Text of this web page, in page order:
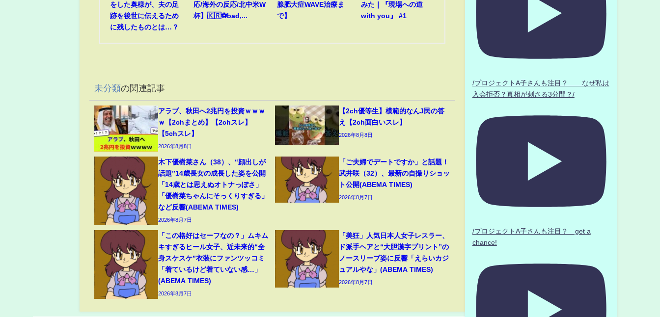
をした奥様が、夫の足
跡を後世に伝えるため
に残したものとは…？
応/海外の反応/北中米W
杯】🇰🇷⚽bad,...
腺肥大症WAVE治療ま
で】
みた｜『現場への道
with you』 #1
未分類の関連記事
アラブ、秋田へ2兆円を投資ｗｗｗ
ｗ【2chまとめ】【2chスレ】
【5chスレ】
2026年8月8日
【2ch優等生】模範的なんJ民の答
え【2ch面白いスレ】
2026年8月8日
木下優樹菜さん（38）、“顔出しが
話題”14歳長女の成長した姿を公開
「14歳とは思えぬオトナっぽさ」
「優樹菜ちゃんにそっくりすぎる」
など反響(ABEMA TIMES)
2026年8月7日
「ご夫婦でデートですか」と話題！
武井咲（32）、最新の自撮りショッ
ト公開(ABEMA TIMES)
2026年8月7日
「この格好はセーフなの？」ムキム
キすぎるヒール女子、近未来的“全
身スケスケ”衣装にファンツッコミ
「着ているけど着ていない感…」
(ABEMA TIMES)
2026年8月7日
「美狂」人気日本人女子レスラー、
ド派手ヘアと“大胆漢字プリント”の
ノースリーブ姿に反響「えらいカジ
ュアルやな」(ABEMA TIMES)
2026年8月7日
/プロジェクトA子さんも注目？ なぜ私は
入会拒否？真相が刺さる3分間？/
/プロジェクトA子さんも注目？ get a
chance!